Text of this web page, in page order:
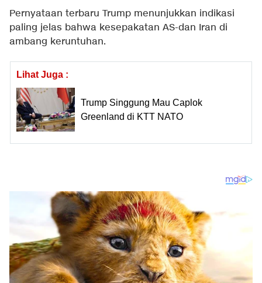
Pernyataan terbaru Trump menunjukkan indikasi
paling jelas bahwa kesepakatan AS-dan Iran di
ambang keruntuhan.
Lihat Juga :
Trump Singgung Mau Caplok
Greenland di KTT NATO